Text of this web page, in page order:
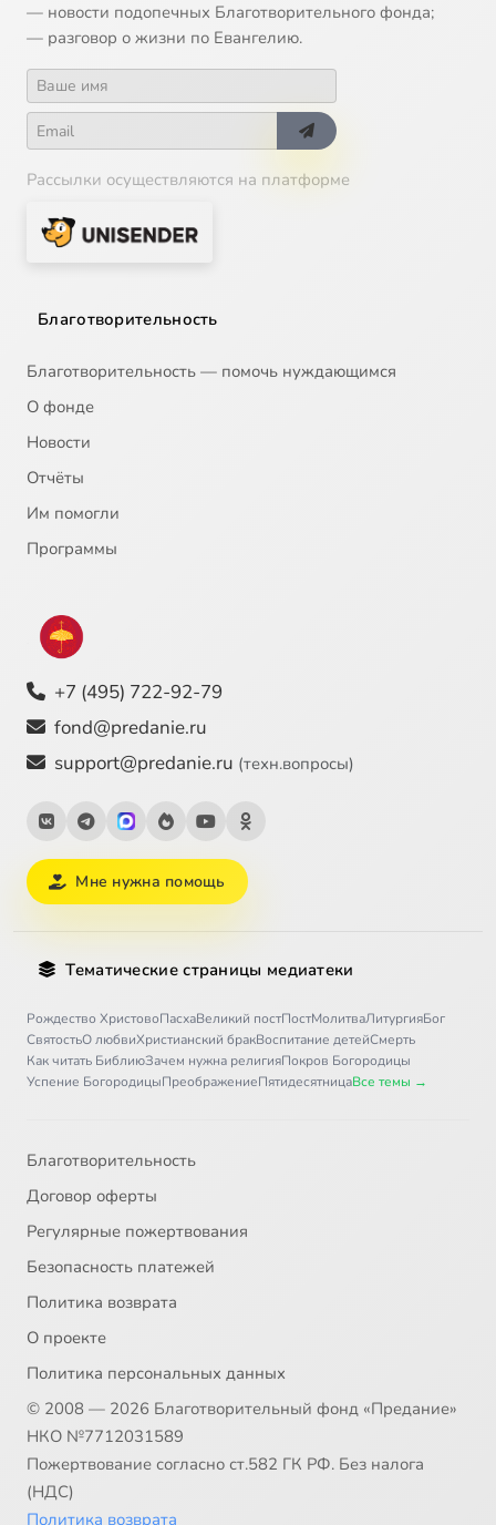
— новости подопечных Благотворительного фонда;
— разговор о жизни по Евангелию.
Рассылки осуществляются на платформе
Благотворительность
Благотворительность — помочь нуждающимся
О фонде
Новости
Отчёты
Им помогли
Программы
+7 (495) 722-92-79
fond@predanie.ru
support@predanie.ru (техн.вопросы)
Мне нужна помощь
Тематические страницы медиатеки
Рождество ХристовоПасхаВеликий постПостМолитваЛитургияБог
СвятостьО любвиХристианский бракВоспитание детейСмерть
Как читать БиблиюЗачем нужна религияПокров Богородицы
Успение БогородицыПреображениеПятидесятницаВсе темы →
Благотворительность
Договор оферты
Регулярные пожертвования
Безопасность платежей
Политика возврата
О проекте
Политика персональных данных
© 2008 — 2026 Благотворительный фонд «Предание»
НКО №7712031589
Пожертвование согласно ст.582 ГК РФ. Без налога
(НДС)
Политика возврата